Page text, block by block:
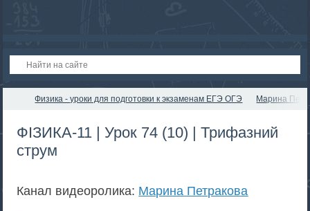
Физика - уроки для подготовки к экзаменам ЕГЭ ОГЭ Марина
ФІЗИКА-11 | Урок 74 (10) | Трифазний
струм
Канал видеоролика: Марина Петракова